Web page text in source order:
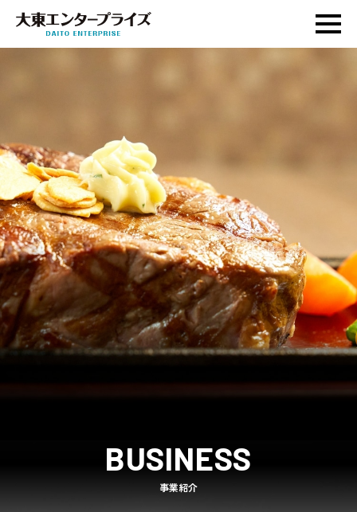
オンラインストア
会社概要
採用・その他
お問い合わせ
BUSINESS
事業紹介